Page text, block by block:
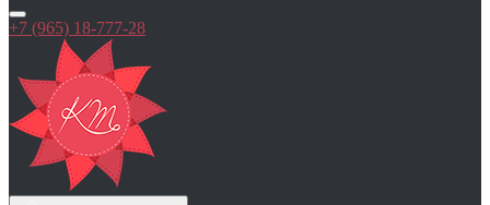
+7 (965) 18-777-28